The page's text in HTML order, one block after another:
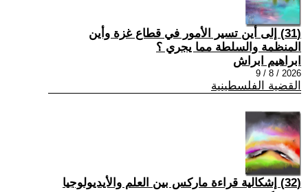
(31) إلى أين تسير الأمور في قطاع غزة وأين
المنظمة والسلطة مما يجري ؟
ابراهيم ابراش
2026 / 8 / 9
القضية الفلسطينية
(32) إشكالية قراءة ماركس بين العلم والأيديولوجيا